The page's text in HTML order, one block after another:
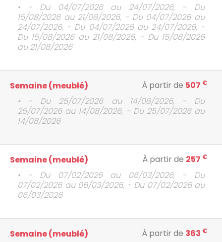
• - Du 04/07/2026 au 24/07/2026, - Du
15/08/2026 au 21/08/2026, - Du 04/07/2026 au
24/07/2026, - Du 04/07/2026 au 24/07/2026, -
Du 15/08/2026 au 21/08/2026, - Du 15/08/2026
au 21/08/2026
Semaine (meublé) À partir de 507 €
• - Du 25/07/2026 au 14/08/2026, - Du
25/07/2026 au 14/08/2026, - Du 25/07/2026 au
14/08/2026
Semaine (meublé) À partir de 257 €
• - Du 07/02/2026 au 06/03/2026, - Du
07/02/2026 au 06/03/2026, - Du 07/02/2026 au
06/03/2026
Semaine (meublé) À partir de 363 €